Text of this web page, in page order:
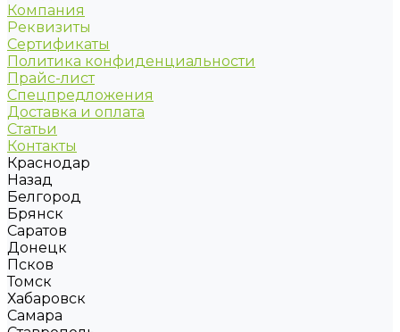
Компания
Реквизиты
Сертификаты
Политика конфиденциальности
Прайс-лист
Спецпредложения
Доставка и оплата
Статьи
Контакты
Краснодар
Назад
Белгород
Брянск
Саратов
Донецк
Псков
Томск
Хабаровск
Самара